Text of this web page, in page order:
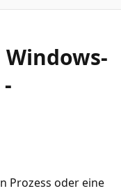
Prozess oder eine